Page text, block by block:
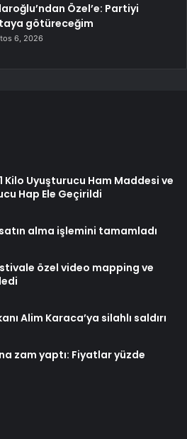
Özel’e: Partiyi
götüreceğim
6, 2026
Kilo Uyuşturucu Ham Maddesi ve
Hap Ele Geçirildi
alma işlemini tamamladı
özel video mapping ve
Alim Karaca’ya silahlı saldırı
zam yaptı: Fiyatlar yüzde